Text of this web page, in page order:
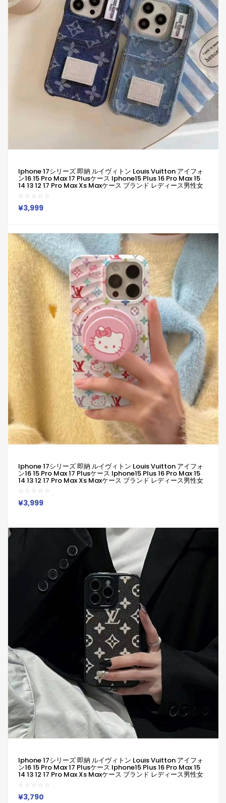
Iphone 17シリーズ 即納 ルイヴィトン Louis Vuitton アイフォ
ン16 15 Pro Max 17 Plusケース Iphone15 Plus 16 Pro Max 15
14 13 12 17 Pro Max Xs Maxケース ブランド レディース男性女
性 人気かわいいビジネスマン用高級 ルイヴィトン Louis
Vuitton アイフォン17 15 16 Proカバー
¥3,999
Iphone 17シリーズ 即納 ルイヴィトン Louis Vuitton アイフォ
ン16 15 Pro Max 17 Plusケース Iphone15 Plus 16 Pro Max 15
14 13 12 17 Pro Max Xs Maxケース ブランド レディース男性女
性 人気かわいいビジネスマン用高級 ルイヴィトン Louis
Vuitton アイフォン17 15 16 Proカバー
¥3,999
Iphone 17シリーズ 即納 ルイヴィトン Louis Vuitton アイフォ
ン16 15 Pro Max 17 Plusケース Iphone15 Plus 16 Pro Max 15
14 13 12 17 Pro Max Xs Maxケース ブランド レディース男性女
性 人気かわいいビジネスマン用高級 ルイヴィトン Louis
Vuitton アイフォン17 15 16 Proカバー
¥3,790